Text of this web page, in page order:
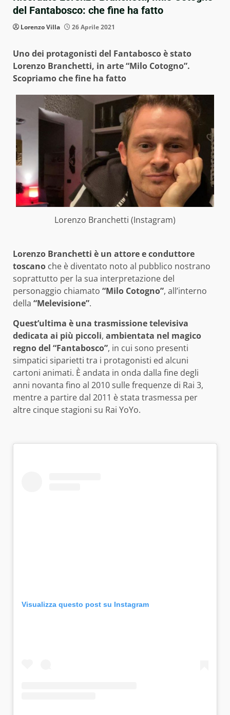
del Fantabosco: che fine ha fatto
Lorenzo Villa 26 Aprile 2021
Uno dei protagonisti del Fantabosco è stato
Lorenzo Branchetti, in arte “Milo Cotogno”.
Scopriamo che fine ha fatto
Lorenzo Branchetti (Instagram)
Lorenzo Branchetti è un attore e conduttore
toscano che è diventato noto al pubblico nostrano
soprattutto per la sua interpretazione del
personaggio chiamato “Milo Cotogno”, all’interno
della “Melevisione”.
Quest’ultima è una trasmissione televisiva
dedicata ai più piccoli, ambientata nel magico
regno del “Fantabosco”, in cui sono presenti
simpatici siparietti tra i protagonisti ed alcuni
cartoni animati. È andata in onda dalla fine degli
anni novanta fino al 2010 sulle frequenze di Rai 3,
mentre a partire dal 2011 è stata trasmessa per
altre cinque stagioni su Rai YoYo.
Visualizza questo post su Instagram